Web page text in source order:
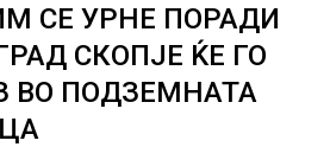
СЕ УРНЕ ПОРАДИ
СКОПЈЕ ЌЕ ГО
ВО ПОДЗЕМНАТА